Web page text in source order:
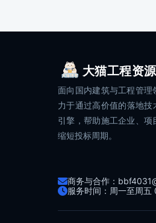
大猫工程资
面向国内建筑与工程管
力于通过高价值的落地
引擎，帮助施工企业、
缩短投标周期。
商务与合作：
服务时间：周一至周